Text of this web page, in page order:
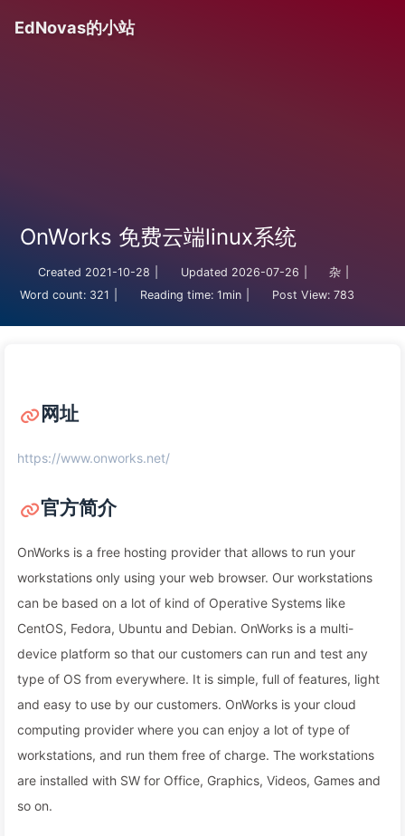
EdNovas的小站
OnWorks 免费云端linux系统
Created 2021-10-28 Updated 2026-07-26 杂
Word count: 321 Reading time: 1min Post View: 783
网址
https://www.onworks.net/
官方简介
OnWorks is a free hosting provider that allows to run your
workstations only using your web browser. Our workstations
can be based on a lot of kind of Operative Systems like
CentOS, Fedora, Ubuntu and Debian. OnWorks is a multi-
device platform so that our customers can run and test any
type of OS from everywhere. It is simple, full of features, light
and easy to use by our customers. OnWorks is your cloud
computing provider where you can enjoy a lot of type of
workstations, and run them free of charge. The workstations
are installed with SW for Office, Graphics, Videos, Games and
so on.